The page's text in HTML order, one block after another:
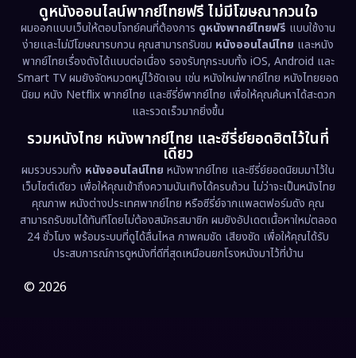
Emotional (61)
Epic มหากาพย์ (221)
Erotic (36)
Family ครอบครัว (369)
Fantasy จินตนาการ (331)
Fiction (9)
Film (57)
Gothic
ดูหนังออนไลน์พากย์ไทยฟรี ไม่มีโฆษณากวนใจ
ผมออกแบบเว็บให้ตอบโจทย์คนที่ต้องการ ดูหนังพากย์ไทยฟรี แบบใช้งาน
ง่ายและไม่มีโฆษณารบกวน คุณสามารถรับชม หนังออนไลน์ไทย และหนัง
พากย์ไทยเรื่องดังได้แบบต่อเนื่อง รองรับทุกระบบทั้ง iOS, Android และ
Smart TV ผมยังจัดหมวดหมู่ไว้ชัดเจน เช่น หนังใหม่พากย์ไทย หนังไทยยอด
นิยม หนัง Netflix พากย์ไทย และซีรี่ย์พากย์ไทย เพื่อให้คุณค้นหาได้สะดวก
และรวดเร็วมากยิ่งขึ้น
รวมหนังไทย หนังพากย์ไทย และซีรี่ย์ยอดฮิตไว้ในที่
เดียว
ผมรวบรวมทั้ง หนังออนไลน์ไทย หนังพากย์ไทย และซีรี่ย์ยอดนิยมมาไว้ใน
เว็บไซต์เดียว เพื่อให้คุณเข้าถึงความบันเทิงได้ครบถ้วน ไม่ว่าจะเป็นหนังไทย
คุณภาพ หนังต่างประเทศพากย์ไทย หรือซีรี่ย์จากแพลตฟอร์มดัง คุณ
สามารถรับชมได้ทันทีโดยไม่ต้องสมัครสมาชิก ผมยังอัปเดตเนื้อหาใหม่ตลอด
24 ชั่วโมง พร้อมระบบที่ดูได้ลื่นไหล ภาพคมชัด เสียงชัด เพื่อให้คุณได้รับ
ประสบการณ์การดูหนังที่ดีที่สุดเหมือนยกโรงหนังมาไว้ที่บ้าน
© 2026